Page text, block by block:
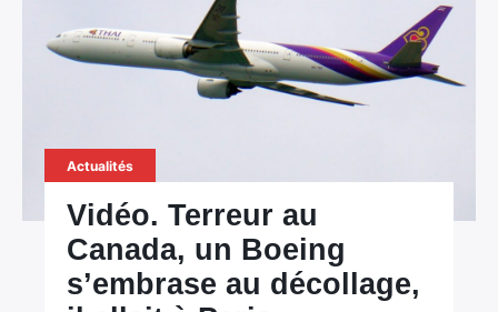
Actualités
Vidéo. Terreur au
Canada, un Boeing
s’embrase au décollage,